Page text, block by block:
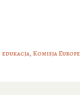
edukacja, Komisja